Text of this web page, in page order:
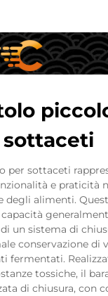
sottaceti
per sottaceti
e praticità
degli alimenti.
un sistema di
conservazione di
fermentati.
tossiche, il
di chiusura, con